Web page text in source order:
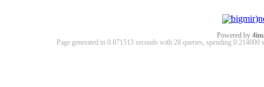
Powered by
Page generated in 0.871513 seconds with 28 queries, spending